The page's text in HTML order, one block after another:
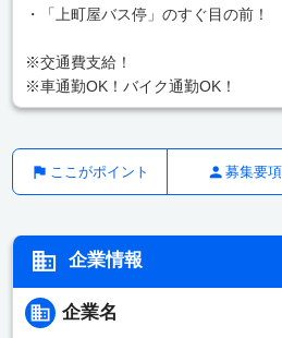
・「上町屋バス停」のすぐ目の前！
※交通費支給！
※車通勤OK！バイク通勤OK！
ここがポイント 募集要項
企業情報
企業名